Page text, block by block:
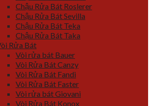
Chậu Rửa Bát Roslerer
Chậu Rửa Bát Sevilla
Chậu Rửa Bát Teka
Chậu Rửa Bát Taka
Rửa Bát
Vòi rửa bát Bauer
Vòi Rửa Bát Canzy
Vòi Rửa Bát Fandi
Vòi Rửa Bát Faster
Vòi rửa bát Giovani
Vòi Rửa Bát Konox